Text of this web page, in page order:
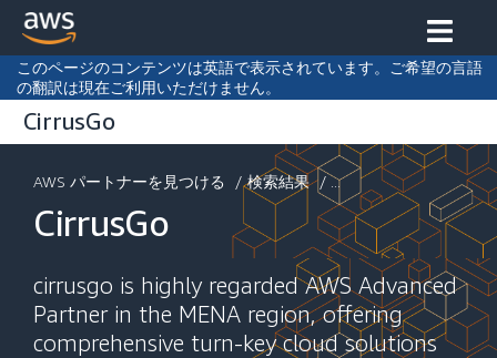
このページのコンテンツは英語で表示されています。ご希望の言語
の翻訳は現在ご利用いただけません。
CirrusGo
AWS パートナーを見つける / 検索結果 / ...
CirrusGo
cirrusgo is highly regarded AWS Advanced
Partner in the MENA region, offering
comprehensive turn-key cloud solutions